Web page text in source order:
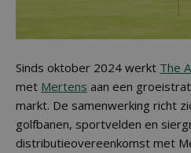
Sinds oktober 2024 werkt The
met Mertens aan een
markt. De samenwerking richt
golfbanen, sportvelden en
distributieovereenkomst met